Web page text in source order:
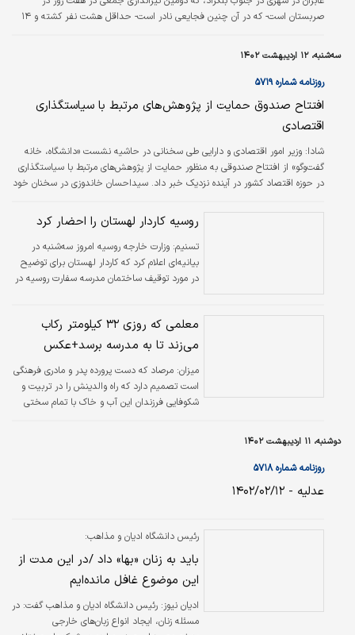
صربستان است- که در آن چنین فجایعی نادر است- حداقل هشت نفر کشته و ۱۴
کودک و یک نگهبان امنیتی در تیراندازی دسته‌‌‌جمعی در مدرسه‌‌‌ای در روز چهارشنبه
کشته شدند. صربستان روز جمعه برای ادای احترام به قربانیان، سه روز عزای
عمومی اعلام کرد. تیراندازی روز پنج‌شنبه در نزدیکی ملادنواچ، شهری در
سه‌شنبه، ۱۲ اردیبهشت ۱۴۰۲
روزنامه شماره ۵۷۱۹
افتتاح صندوق حمایت از پژوهش‌های مرتبط با سیاستگذاری‌
اقتصادی
شادا: وزیر امور اقتصادی و دارایی طی سخنانی در حاشیه نشست «دانشگاه، خانه
گفت‌وگو» از افتتاح صندوقی به منظور حمایت از پژوهش‌های مرتبط با سیاستگذاری
در حوزه اقتصاد کشور در آینده نزدیک خبر داد. سیداحسان خاندوزی در سخنان خود
با تاکید بر اینکه اولویت ما در وزارت اقتصاد کمک به حل مسائل سیاستگذاری‌های
اقتصادی، در تعامل مستمر با نهاد دانش و پژوهش (دانشگاه) است، اظهار کرد: در
این راستا آماده‌ایم در سال جاری از ظرفیت مدرسه سیاستگذاری…
روسیه کاردار لهستان را احضار کرد
تسنیم: وزارت خارجه روسیه امروز سه‌شنبه در
بیانیه‌ای اعلام کرد که کاردار لهستان برای توضیح
در مورد توقیف ساختمان مدرسه سفارت روسیه در
معلمی که روزی ۳۲ کیلومتر رکاب
می‌زند تا به مدرسه برسد+عکس
میزان:
مرصاد که دست پرورده پدر و مادری فرهنگی
است تصمیم دارد که راه والدینش را در تربیت و
شکوفایی فرزندان این آب و خاک با تمام سختی
هایش ادامه دهد.
دوشنبه، ۱۱ اردیبهشت ۱۴۰۲
روزنامه شماره ۵۷۱۸
عدلیه - ۱۴۰۲/۰۲/۱۲
رئیس دانشگاه ادیان و مذاهب:
باید به زنان «بها» داد /در این مدت از
این موضوع غافل مانده‌ایم
رئیس دانشگاه ادیان و مذاهب گفت: در مسئله زنان، ایجاد انواع زبان‌های
خارجی به‌خصوص زبان چینی و اردو در شبکه‌های مختلف نمایشی و غیرنمایشی و …